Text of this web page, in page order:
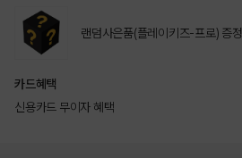
랜덤사은품(플레이키즈-프로) 증정
카드혜택
신용카드 무이자 혜택